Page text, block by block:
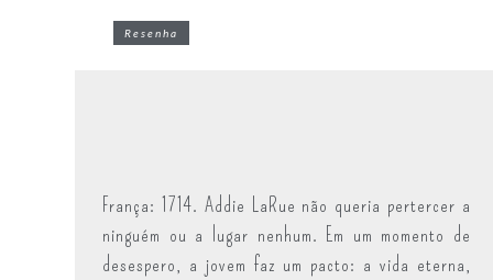
Resenha
França: 1714. Addie LaRue não queria pertercer a
ninguém ou a lugar nenhum. Em um momento de
desespero, a jovem faz um pacto: a vida eterna,